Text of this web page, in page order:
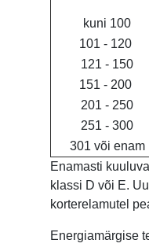
kuni 100
101 - 120
121 - 150
151 - 200
201 - 250
251 - 300
301 või enam
Enamasti
klassi D või E.
korterelamutel
Energiamärgise